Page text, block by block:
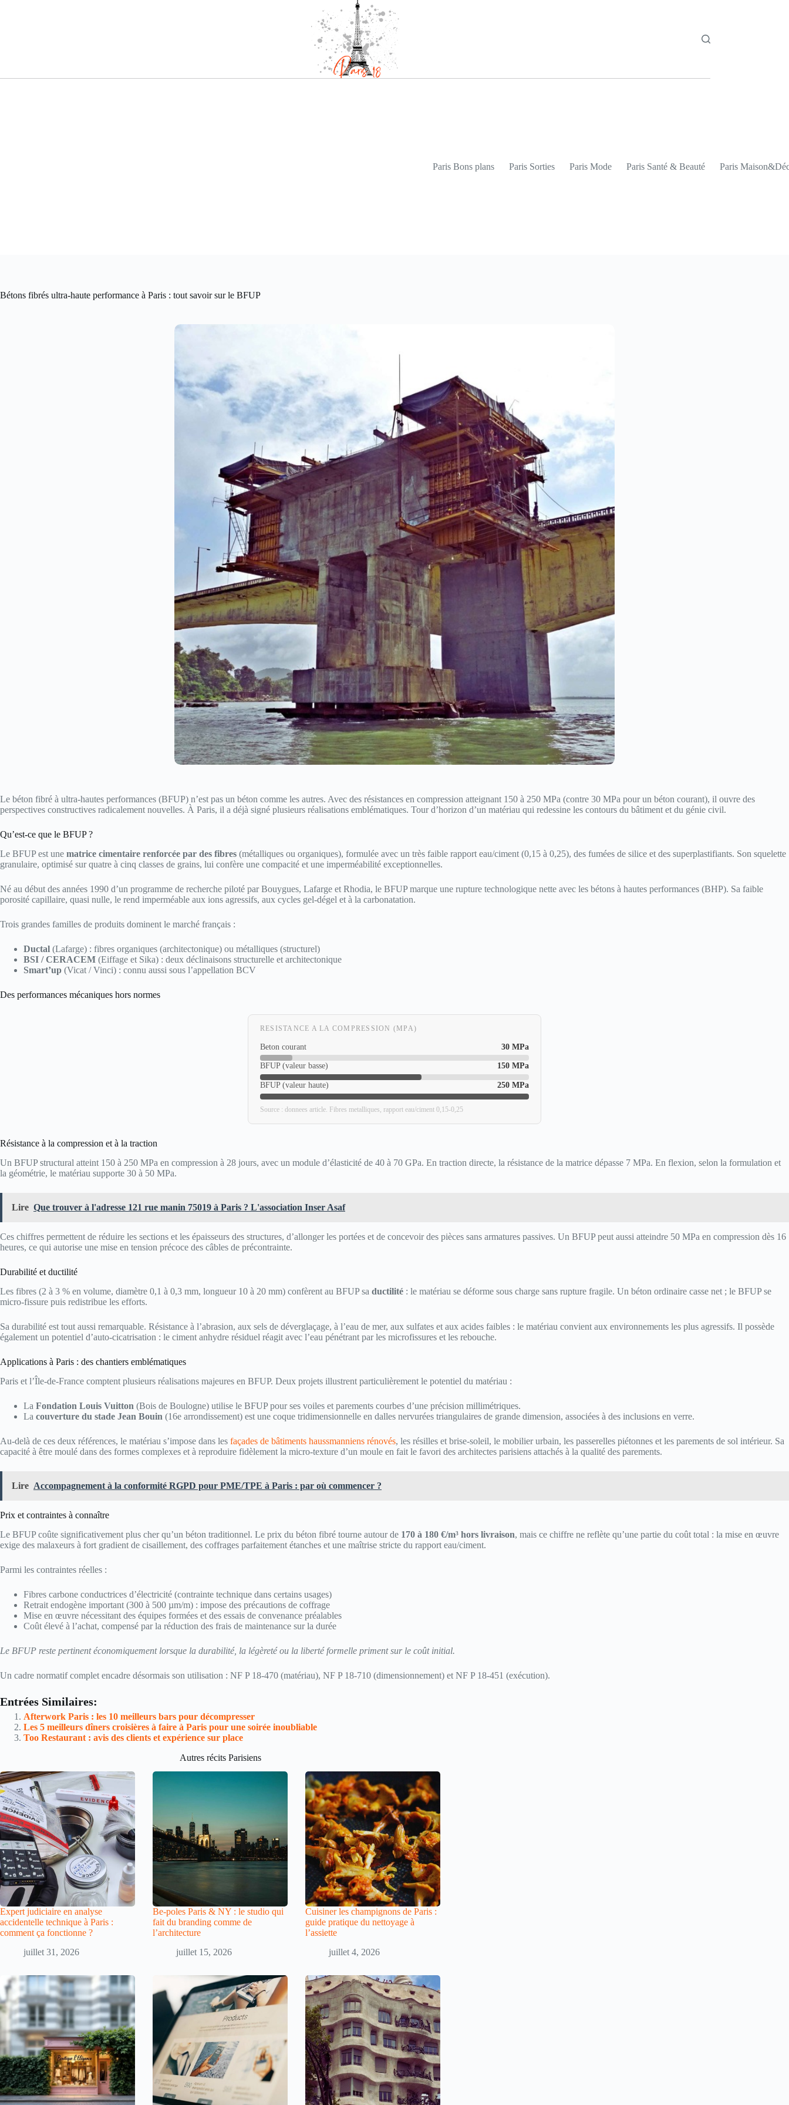
Paris Bons plans Paris Sorties Paris Mode Paris Santé & Beauté Paris
Bétons fibrés ultra-haute performance à Paris : tout savoir sur le BFUP
Le béton fibré à ultra-hautes performances (BFUP) n’est pas un béton comme les autres. Avec des résistances en compression atteignant 150 à 250 MPa (contre 30 MPa pour un béton courant), il ouvre des
perspectives constructives radicalement nouvelles. À Paris, il a déjà signé plusieurs réalisations emblématiques. Tour d’horizon d’un matériau qui redessine les contours du bâtiment et du génie civil.
Qu’est-ce que le BFUP ?
Le BFUP est une matrice cimentaire renforcée par des fibres (métalliques ou organiques), formulée avec un très faible rapport eau/ciment (0,15 à 0,25), des fumées de silice et des superplastifiants. Son squelette
granulaire, optimisé sur quatre à cinq classes de grains, lui confère une compacité et une imperméabilité exceptionnelles.
Né au début des années 1990 d’un programme de recherche piloté par Bouygues, Lafarge et Rhodia, le BFUP marque une rupture technologique nette avec les bétons à hautes performances (BHP). Sa faible
porosité capillaire, quasi nulle, le rend imperméable aux ions agressifs, aux cycles gel-dégel et à la carbonatation.
Trois grandes familles de produits dominent le marché français :
Ductal (Lafarge) : fibres organiques (architectonique) ou métalliques (structurel)
BSI / CERACEM (Eiffage et Sika) : deux déclinaisons structurelle et architectonique
Smart’up (Vicat / Vinci) : connu aussi sous l’appellation BCV
Des performances mécaniques hors normes
RESISTANCE A LA COMPRESSION (MPA)
Beton courant 30 MPa
BFUP (valeur basse) 150 MPa
BFUP (valeur haute) 250 MPa
Source : donnees article. Fibres metalliques, rapport eau/ciment 0,15-0,25
Résistance à la compression et à la traction
Un BFUP structural atteint 150 à 250 MPa en compression à 28 jours, avec un module d’élasticité de 40 à 70 GPa. En traction directe, la résistance de la matrice dépasse 7 MPa. En flexion, selon la formulation et
la géométrie, le matériau supporte 30 à 50 MPa.
Lire Que trouver à l'adresse 121 rue manin 75019 à Paris ? L'association Inser Asaf
Ces chiffres permettent de réduire les sections et les épaisseurs des structures, d’allonger les portées et de concevoir des pièces sans armatures passives. Un BFUP peut aussi atteindre 50 MPa en compression dès 16
heures, ce qui autorise une mise en tension précoce des câbles de précontrainte.
Durabilité et ductilité
Les fibres (2 à 3 % en volume, diamètre 0,1 à 0,3 mm, longueur 10 à 20 mm) confèrent au BFUP sa ductilité : le matériau se déforme sous charge sans rupture fragile. Un béton ordinaire casse net ; le BFUP se
micro-fissure puis redistribue les efforts.
Sa durabilité est tout aussi remarquable. Résistance à l’abrasion, aux sels de déverglaçage, à l’eau de mer, aux sulfates et aux acides faibles : le matériau convient aux environnements les plus agressifs. Il possède
également un potentiel d’auto-cicatrisation : le ciment anhydre résiduel réagit avec l’eau pénétrant par les microfissures et les rebouche.
Applications à Paris : des chantiers emblématiques
Paris et l’Île-de-France comptent plusieurs réalisations majeures en BFUP. Deux projets illustrent particulièrement le potentiel du matériau :
La Fondation Louis Vuitton (Bois de Boulogne) utilise le BFUP pour ses voiles et parements courbes d’une précision millimétriques.
La couverture du stade Jean Bouin (16e arrondissement) est une coque tridimensionnelle en dalles nervurées triangulaires de grande dimension, associées à des inclusions en verre.
Au-delà de ces deux références, le matériau s’impose dans les façades de bâtiments haussmanniens rénovés, les résilles et brise-soleil, le mobilier urbain, les passerelles piétonnes et les parements de sol intérieur. Sa
capacité à être moulé dans des formes complexes et à reproduire fidèlement la micro-texture d’un moule en fait le favori des architectes parisiens attachés à la qualité des parements.
Lire Accompagnement à la conformité RGPD pour PME/TPE à Paris : par où commencer ?
Prix et contraintes à connaître
Le BFUP coûte significativement plus cher qu’un béton traditionnel. Le prix du béton fibré tourne autour de 170 à 180 €/m³ hors livraison, mais ce chiffre ne reflète qu’une partie du coût total : la mise en œuvre
exige des malaxeurs à fort gradient de cisaillement, des coffrages parfaitement étanches et une maîtrise stricte du rapport eau/ciment.
Parmi les contraintes réelles :
Fibres carbone conductrices d’électricité (contrainte technique dans certains usages)
Retrait endogène important (300 à 500 µm/m) : impose des précautions de coffrage
Mise en œuvre nécessitant des équipes formées et des essais de convenance préalables
Coût élevé à l’achat, compensé par la réduction des frais de maintenance sur la durée
Le BFUP reste pertinent économiquement lorsque la durabilité, la légèreté ou la liberté formelle priment sur le coût initial.
Un cadre normatif complet encadre désormais son utilisation : NF P 18-470 (matériau), NF P 18-710 (dimensionnement) et NF P 18-451 (exécution).
Entrées Similaires:
Afterwork Paris : les 10 meilleurs bars pour décompresser
Les 5 meilleurs dîners croisières à faire à Paris pour une soirée inoubliable
Too Restaurant : avis des clients et expérience sur place
Autres récits Parisiens
Expert judiciaire en analyse
accidentelle technique à Paris :
comment ça fonctionne ?
juillet 31, 2026
Be-poles Paris & NY : le studio qui
fait du branding comme de
l’architecture
juillet 15, 2026
Cuisiner les champignons de Paris :
guide pratique du nettoyage à
l’assiette
juillet 4, 2026